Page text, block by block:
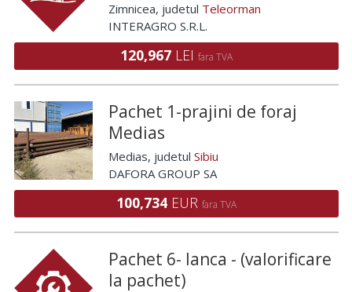
Zimnicea, judetul Teleorman
INTERAGRO S.R.L.
120,967 LEI fara TVA
Pachet 1-prajini de foraj
Medias
Medias, judetul Sibiu
DAFORA GROUP SA
100,734 EUR fara TVA
Pachet 6- Ianca - (valorificare
la pachet)